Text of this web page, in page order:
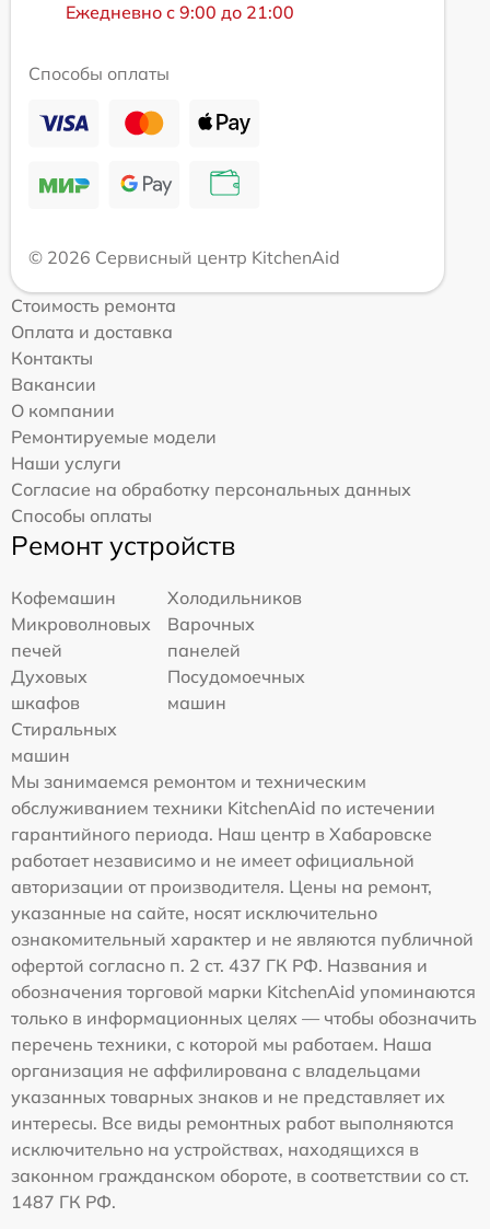
Ежедневно с 9:00 до 21:00
Способы оплаты
© 2026 Сервисный центр KitchenAid
Стоимость ремонта
Оплата и доставка
Контакты
Вакансии
О компании
Ремонтируемые модели
Наши услуги
Согласие на обработку персональных данных
Способы оплаты
Ремонт устройств
Кофемашин
Холодильников
Микроволновых
печей
Варочных
панелей
Духовых
шкафов
Посудомоечных
машин
Стиральных
машин
Мы занимаемся ремонтом и техническим
обслуживанием техники KitchenAid по истечении
гарантийного периода. Наш центр в Хабаровске
работает независимо и не имеет официальной
авторизации от производителя. Цены на ремонт,
указанные на сайте, носят исключительно
ознакомительный характер и не являются публичной
офертой согласно п. 2 ст. 437 ГК РФ. Названия и
обозначения торговой марки KitchenAid упоминаются
только в информационных целях — чтобы обозначить
перечень техники, с которой мы работаем. Наша
организация не аффилирована с владельцами
указанных товарных знаков и не представляет их
интересы. Все виды ремонтных работ выполняются
исключительно на устройствах, находящихся в
законном гражданском обороте, в соответствии со ст.
1487 ГК РФ.